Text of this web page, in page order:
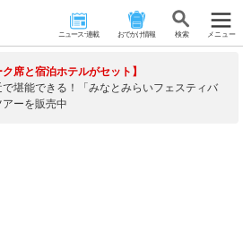
ニュース･連載 おでかけ情報 検 索 メニュー
ク席と宿泊ホテルがセット】
堪能できる！「みなとみらいフェスティバ
ーを販売中